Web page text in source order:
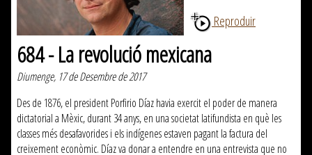
Reproduir
684 - La revolució mexicana
Diumenge, 17 de Desembre de 2017
Des de 1876, el president Porfirio Díaz havia exercit el poder de manera
dictatorial a Mèxic, durant 34 anys, en una societat latifundista en què les
classes més desafavorides i els indígenes estaven pagant la factura del
creixement econòmic. Díaz va donar a entendre en una entrevista que no